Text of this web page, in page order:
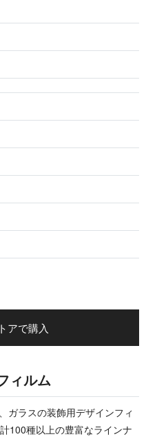
アで購入
ィルム
ラスの装飾用デザインフィ
100種以上の豊富なラインナ